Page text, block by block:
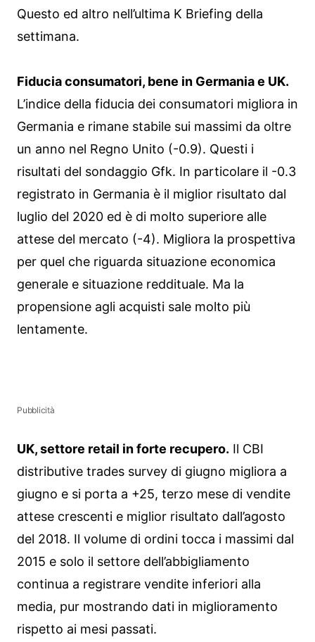
Questo ed altro nell’ultima K Briefing della
settimana.
Fiducia consumatori, bene in Germania e UK.
L’indice della fiducia dei consumatori migliora in
Germania e rimane stabile sui massimi da oltre
un anno nel Regno Unito (-0.9). Questi i
risultati del sondaggio Gfk. In particolare il -0.3
registrato in Germania è il miglior risultato dal
luglio del 2020 ed è di molto superiore alle
attese del mercato (-4). Migliora la prospettiva
per quel che riguarda situazione economica
generale e situazione reddituale. Ma la
propensione agli acquisti sale molto più
lentamente.
Pubblicità
UK, settore retail in forte recupero. Il CBI
distributive trades survey di giugno migliora a
giugno e si porta a +25, terzo mese di vendite
attese crescenti e miglior risultato dall’agosto
del 2018. Il volume di ordini tocca i massimi dal
2015 e solo il settore dell’abbigliamento
continua a registrare vendite inferiori alla
media, pur mostrando dati in miglioramento
rispetto ai mesi passati.